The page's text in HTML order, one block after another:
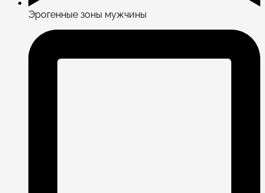
Эрогенные зоны мужчины